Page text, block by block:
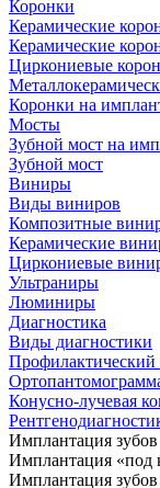
Коронки
Керамические
Керамические
Циркониевые
Коронки на
Мосты
Зубной мост на
Зубной мост
Виниры
Виды виниров
Композитные
Керамические
Циркониевые
Ультраниры
Люминиры
Диагностика
Виды диагностики
Профилактический
Конусно-лучевая
Имплантация зубов
Имплантация «под
Имплантация